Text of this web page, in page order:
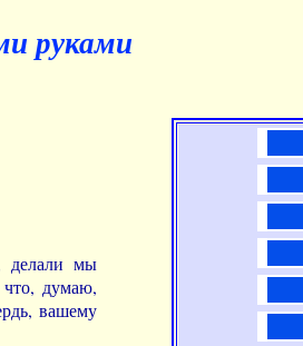
руками
делали мы
думаю,
вашему